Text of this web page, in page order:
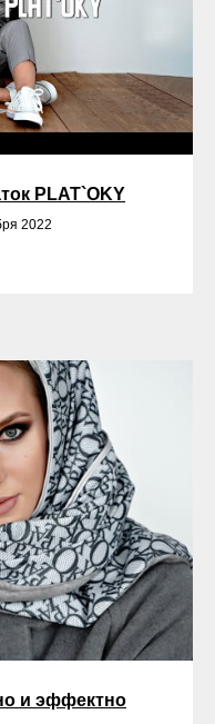
PLAT`OKY
2022
и эффектно